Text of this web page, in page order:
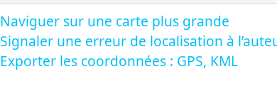
Naviguer sur une carte plus grande
Signaler une erreur de localisation à
Exporter les coordonnées : GPS, KML